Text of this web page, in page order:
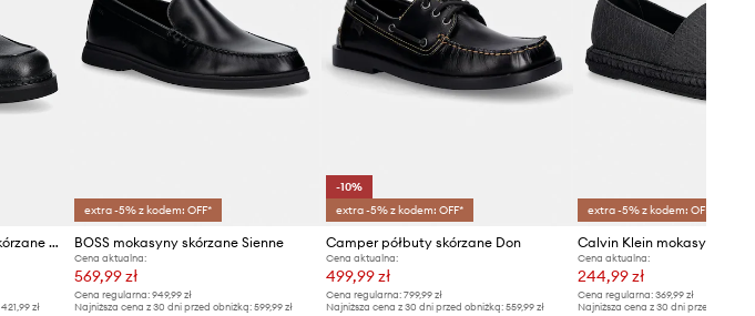
Tommy Hilfiger mokasyny skórzane HILFIGER ULTRA LIGHT TBL L LOAF
421,99 zł
extra -5% z kodem: OFF*
BOSS mokasyny skórzane Sienne
Cena aktualna:
569,99 zł
Cena regularna: 949,99 zł
Najniższa cena z 30 dni przed obniżką: 599,99 zł
-10%
extra -5% z kodem: OFF*
Camper półbuty skórzane Don
Cena aktualna:
499,99 zł
Cena regularna:799,99 zł
Najniższa cena z 30 dni przed obniżką:559,99 zł
extra -5% z kodem: OFF*
Cena aktualna:
244,99 zł
Cena regularna: 369,99 zł
Najniższa cena z 30 dni przed obniżką: